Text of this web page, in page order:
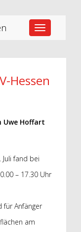
Toggle
Hessen
Uwe Hoffart
fand bei
– 17.30 Uhr
für Anfänger
am